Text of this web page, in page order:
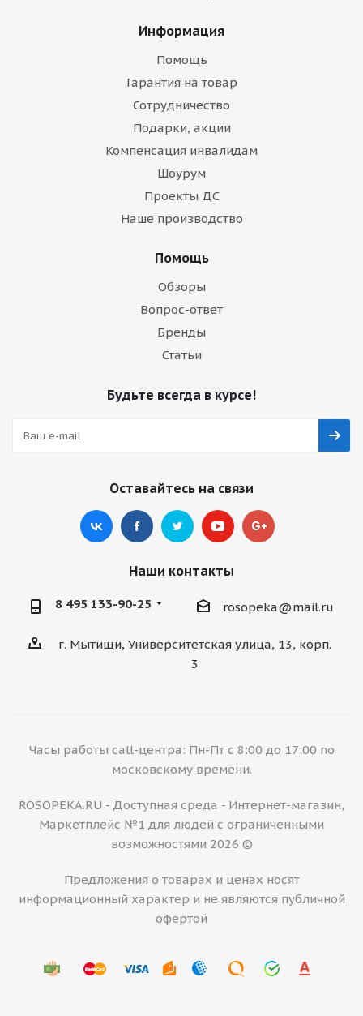
Информация
Помощь
Гарантия на товар
Сотрудничество
Подарки, акции
Компенсация инвалидам
Шоурум
Проекты ДС
Наше производство
Помощь
Обзоры
Вопрос-ответ
Бренды
Статьи
Будьте всегда в курсе!
Оставайтесь на связи
Наши контакты
8 495 133-90-25 rosopeka@mail.ru
г. Мытищи, Университетская улица, 13, корп.
3
Часы работы call-центра: Пн-Пт с 8:00 до 17:00 по
московскому времени.
ROSOPEKA.RU - Доступная среда - Интернет-магазин,
Маркетплейс №1 для людей с ограниченными
возможностями 2026 ©
Предложения о товарах и ценах носят
информационный характер и не являются публичной
офертой